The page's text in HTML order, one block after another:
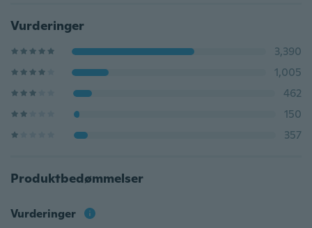
Vurderinger
3,390
1,005
462
150
357
Produktbedømmelser
Vurderinger